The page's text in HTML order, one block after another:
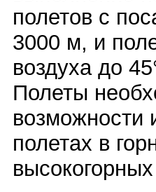
полетов с
3000 м, и
воздуха до
Полеты
возможности
полетах в